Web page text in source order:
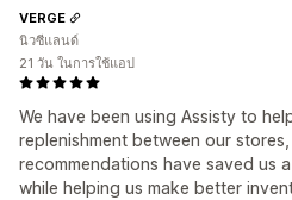
We have been using Assisty to
replenishment between our
recommendations have saved us
while helping us make better
VERGE
นิวซีแลนด์
21 วัน ในการใช้แอป